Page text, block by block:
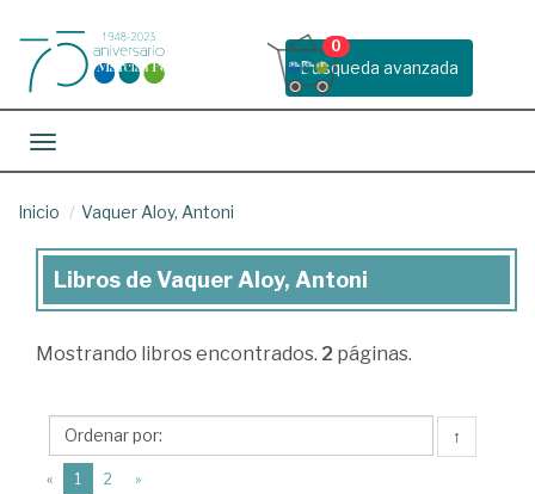
Busqueda avanzada
0
Toggle navigation
Inicio Vaquer Aloy, Antoni
Libros
Vaquer
Antoni
Libros de Vaquer Aloy, Antoni
Mostrando libros encontrados. 2 páginas.
↑
« 1 (current)
2 »